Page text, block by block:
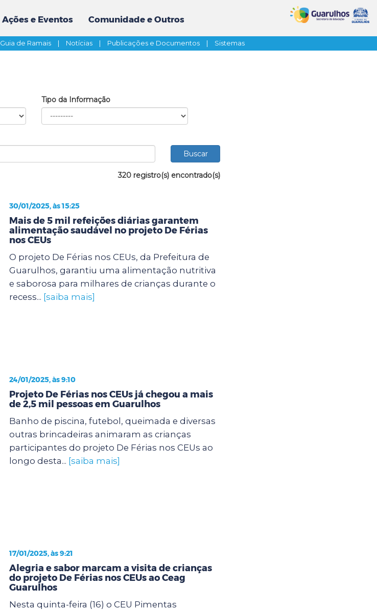
Ações e Eventos Comunidade e Outros
Guia de Ramais | Notícias | Publicações e Documentos | Sistemas
Tipo da Informação
320 registro(s) encontrado(s)
30/01/2025, às 15:25
Mais de 5 mil refeições diárias garantem
alimentação saudável no projeto De Férias
nos CEUs
O projeto De Férias nos CEUs, da Prefeitura de
Guarulhos, garantiu uma alimentação nutritiva
e saborosa para milhares de crianças durante o
recess... [saiba mais]
24/01/2025, às 9:10
Projeto De Férias nos CEUs já chegou a mais
de 2,5 mil pessoas em Guarulhos
Banho de piscina, futebol, queimada e diversas
outras brincadeiras animaram as crianças
participantes do projeto De Férias nos CEUs ao
longo desta... [saiba mais]
17/01/2025, às 9:21
Alegria e sabor marcam a visita de crianças
do projeto De Férias nos CEUs ao Ceag
Guarulhos
Nesta quinta-feira (16) o CEU Pimentas